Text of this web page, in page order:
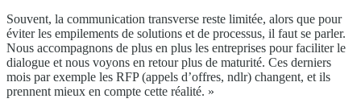
Souvent, la communication transverse reste limitée, alors que pour
éviter les empilements de solutions et de processus, il faut se parler.
Nous accompagnons de plus en plus les entreprises pour faciliter le
dialogue et nous voyons en retour plus de maturité. Ces derniers
mois par exemple les RFP (appels d’offres, ndlr) changent, et ils
prennent mieux en compte cette réalité. »